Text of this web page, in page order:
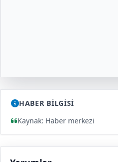
HABER BİLGİSİ
Kaynak: Haber merkezi